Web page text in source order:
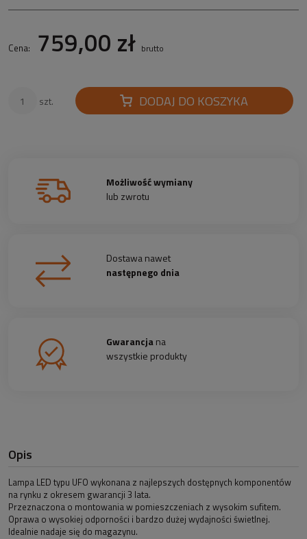
Cena: 759,00 zł brutto
szt. DODAJ DO KOSZYKA
Możliwość wymiany
lub zwrotu
Dostawa nawet
następnego dnia
Gwarancjana
wszystkie produkty
Opis
Lampa LED typu UFO wykonana z najlepszych dostępnych komponentów
na rynku z okresem gwarancji 3 lata.
Przeznaczona o montowania w pomieszczeniach z wysokim sufitem.
Oprawa o wysokiej odporności i bardzo dużej wydajności świetlnej.
Idealnie nadaje się do magazynu.